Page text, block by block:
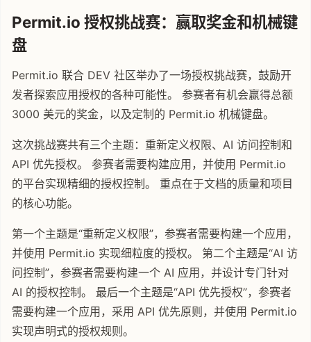
Permit.io 授权挑战赛：赢取奖金和机械键
盘
Permit.io 联合 DEV 社区举办了一场授权挑战赛，鼓励开
发者探索应用授权的各种可能性。 参赛者有机会赢得总额
3000 美元的奖金，以及定制的 Permit.io 机械键盘。
这次挑战赛共有三个主题：重新定义权限、AI 访问控制和
API 优先授权。 参赛者需要构建应用，并使用 Permit.io
的平台实现精细的授权控制。 重点在于文档的质量和项目
的核心功能。
第一个主题是“重新定义权限”，参赛者需要构建一个应用，
并使用 Permit.io 实现细粒度的授权。 第二个主题是“AI 访
问控制”，参赛者需要构建一个 AI 应用，并设计专门针对
AI 的授权控制。 最后一个主题是“API 优先授权”，参赛者
需要构建一个应用，采用 API 优先原则，并使用 Permit.io
实现声明式的授权规则。